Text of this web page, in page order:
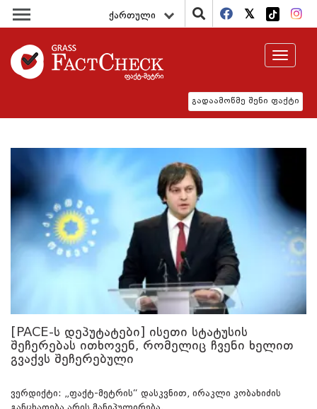
ქართული
გადაამოწმე შენი ფაქტი
Toggle
[PACE-ს დეპუტატები] ისეთი სტატუსის
შეჩერებას ითხოვენ, რომელიც ჩვენი ხელით
გვაქვს შეჩერებული
ვერდიქტი: „ფაქტ-მეტრის“ დასკვნით, ირაკლი კობახიძის